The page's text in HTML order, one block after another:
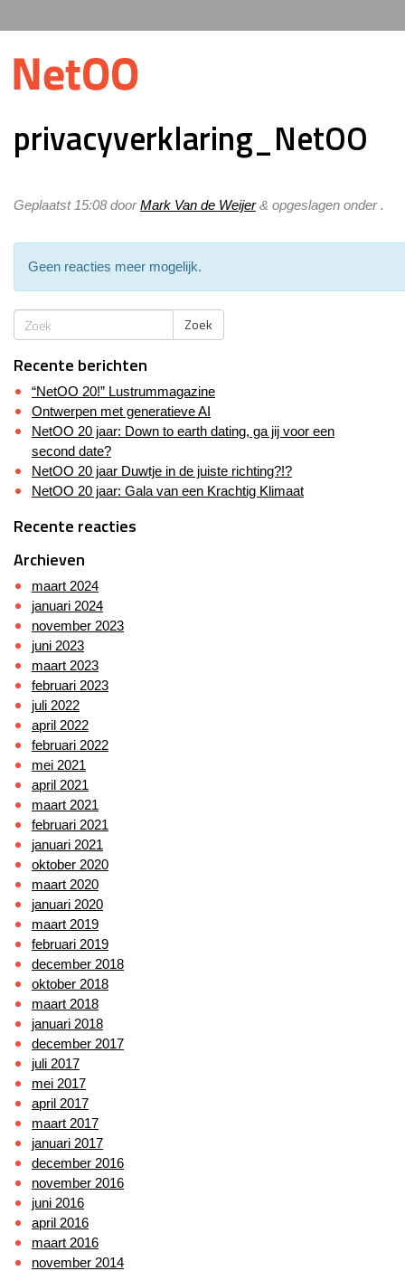
privacyverklaring_NetOO
Geplaatst 15:08doorMark Van de Weijer & opgeslagen onder .
Geen reacties meer mogelijk.
Zoek
Recente berichten
“NetOO 20!” Lustrummagazine
Ontwerpen met generatieve AI
NetOO 20 jaar: Down to earth dating, ga jij voor een
second date?
NetOO 20 jaar Duwtje in de juiste richting?!?
NetOO 20 jaar: Gala van een Krachtig Klimaat
Recente reacties
Archieven
maart 2024
januari 2024
november 2023
juni 2023
maart 2023
februari 2023
juli 2022
april 2022
februari 2022
mei 2021
april 2021
maart 2021
februari 2021
januari 2021
oktober 2020
maart 2020
januari 2020
maart 2019
februari 2019
december 2018
oktober 2018
maart 2018
januari 2018
december 2017
juli 2017
mei 2017
april 2017
maart 2017
januari 2017
december 2016
november 2016
juni 2016
april 2016
maart 2016
november 2014